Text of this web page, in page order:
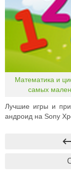
Математика и
самых
Лучшие игры и
андроид на Sony